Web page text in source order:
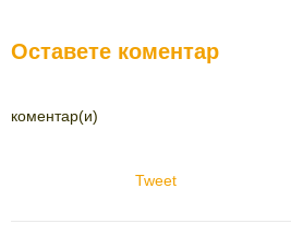
Оставете коментар
коментар(и)
Tweet